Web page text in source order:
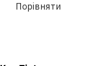
Порівняти